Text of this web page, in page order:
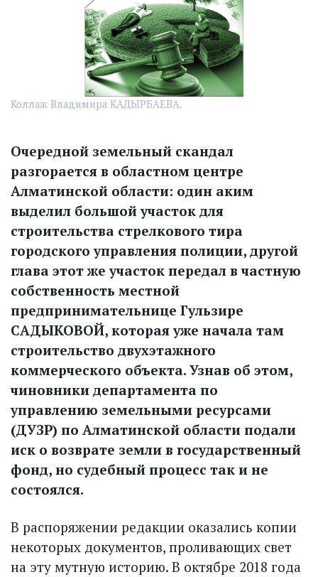
Коллаж Владимира КАДЫРБАЕВА.
Очередной земельный скандал
разгорается в областном центре
Алматинской области: один аким
выделил большой участок для
строительства стрелкового тира
городского управления полиции, другой
глава этот же участок передал в частную
собственность местной
предпринимательнице Гульзире
САДЫКОВОЙ, которая уже начала там
строительство двухэтажного
коммерческого объекта. Узнав об этом,
чиновники департамента по
управлению земельными ресурсами
(ДУЗР) по Алматинской области подали
иск о возврате земли в государственный
фонд, но судебный процесс так и не
состоялся.
В распоряжении редакции оказались копии
некоторых документов, проливающих свет
на эту мутную историю. В октябре 2018 года